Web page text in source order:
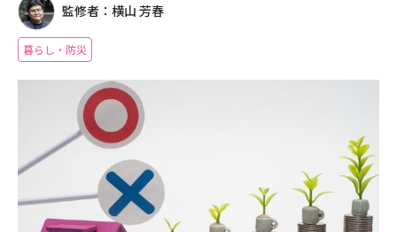
監修者：横山 芳春
暮らし・防災